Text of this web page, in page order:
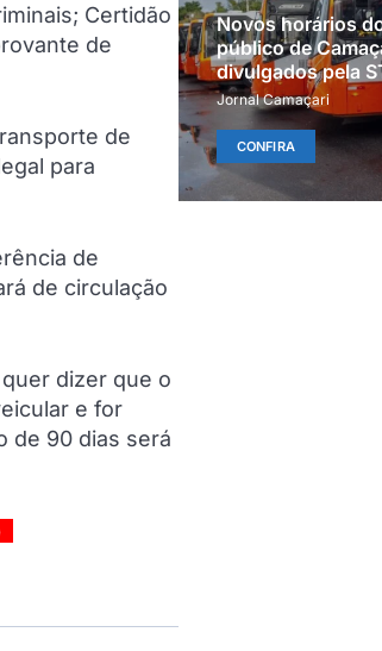
Certidão
de
de
para
de
de circulação
dizer que o
e for
de 90 dias será
Novos horários
público de
divulgados pela
Jornal Camaçari
CONFIRA